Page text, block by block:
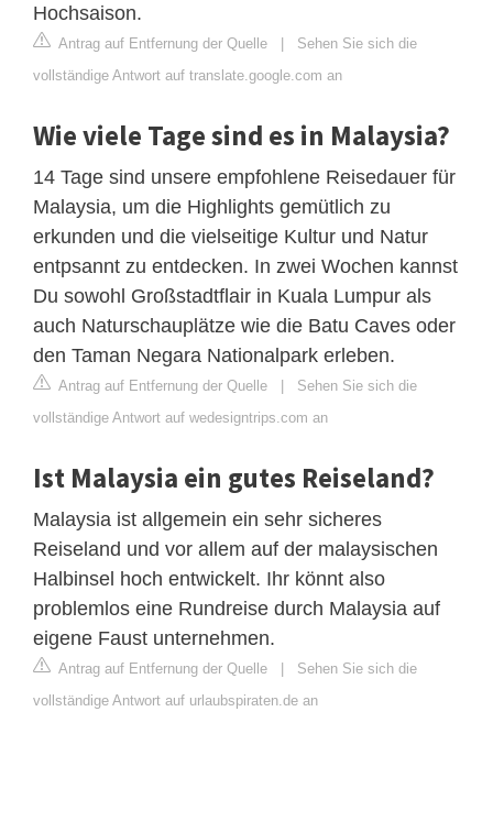
Hochsaison.
Antrag auf Entfernung der Quelle | Sehen Sie sich die
vollständige Antwort auf translate.google.com an
Wie viele Tage sind es in Malaysia?
14 Tage sind unsere empfohlene Reisedauer für
Malaysia, um die Highlights gemütlich zu
erkunden und die vielseitige Kultur und Natur
entpsannt zu entdecken. In zwei Wochen kannst
Du sowohl Großstadtflair in Kuala Lumpur als
auch Naturschauplätze wie die Batu Caves oder
den Taman Negara Nationalpark erleben.
Antrag auf Entfernung der Quelle | Sehen Sie sich die
vollständige Antwort auf wedesigntrips.com an
Ist Malaysia ein gutes Reiseland?
Malaysia ist allgemein ein sehr sicheres
Reiseland und vor allem auf der malaysischen
Halbinsel hoch entwickelt. Ihr könnt also
problemlos eine Rundreise durch Malaysia auf
eigene Faust unternehmen.
Antrag auf Entfernung der Quelle | Sehen Sie sich die
vollständige Antwort auf urlaubspiraten.de an